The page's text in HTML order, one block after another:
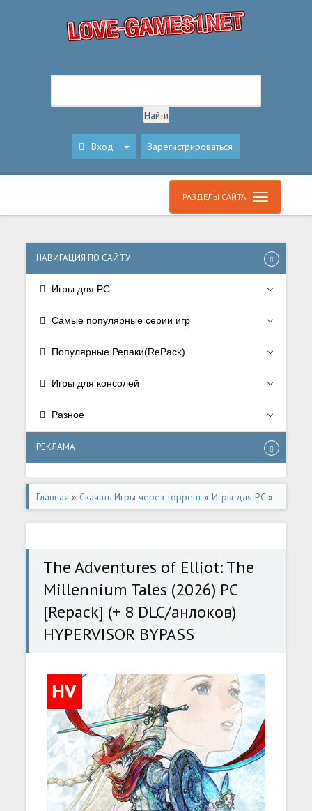
Вход Зарегистрироваться
РАЗДЕЛЫ САЙТА
НАВИГАЦИЯ ПО САЙТУ
Игры для PC
Самые популярные серии игр
Популярные Репаки(RePack)
Игры для консолей
Разное
РЕКЛАМА
Главная » Скачать Игры через торрент»Игры для PC»
РПГ/RPG
The Adventures of Elliot: The
Millennium Tales (2026) PC
[Repack] (+ 8 DLC/анлоков)
HYPERVISOR BYPASS